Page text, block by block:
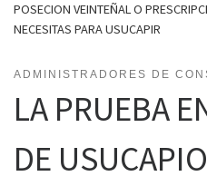
POSECION VEINTEÑAL O
NECESITAS PARA USUCAPIR
ADMINISTRADORES DE
LA PRUEBA
DE